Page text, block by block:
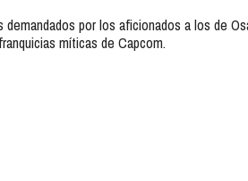
por los aficionados a los de
míticas de Capcom.